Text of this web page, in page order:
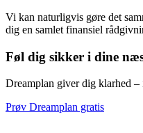
Vi kan naturligvis gøre det
dig en samlet finansiel
Føl dig sikker i dine
Dreamplan giver dig klarhed
Prøv Dreamplan gratis